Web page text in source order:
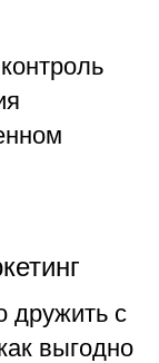
дружить с
выгодно